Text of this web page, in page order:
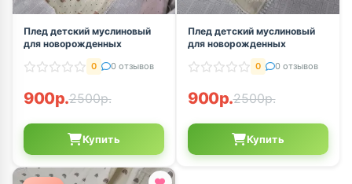
Плед детский муслиновый
для новорожденных
0 0 отзывов
900р.2500р.
Купить
Плед детский муслиновый
для новорожденных
0 0 отзывов
900р.2500р.
Купить